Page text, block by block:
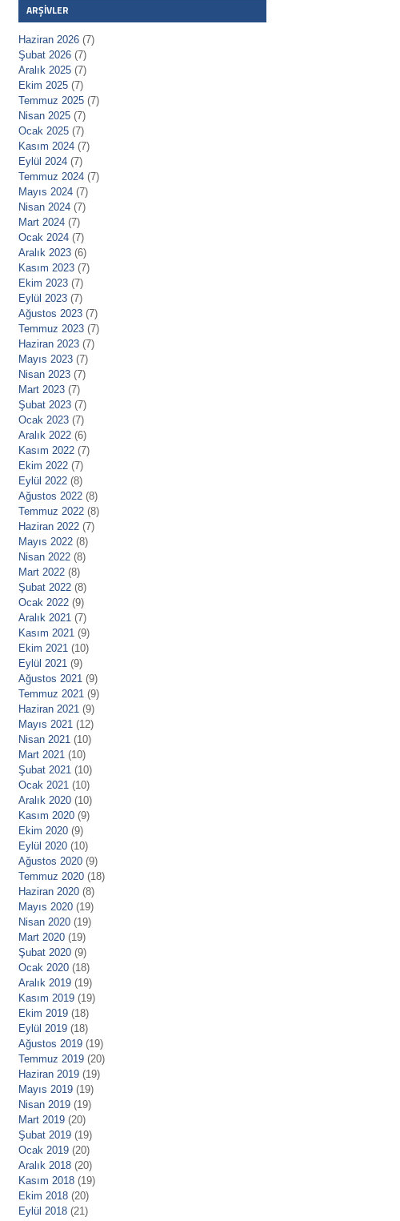
ARŞIVLER
Haziran 2026 (7)
Şubat 2026 (7)
Aralık 2025 (7)
Ekim 2025 (7)
Temmuz 2025 (7)
Nisan 2025 (7)
Ocak 2025 (7)
Kasım 2024 (7)
Eylül 2024 (7)
Temmuz 2024 (7)
Mayıs 2024 (7)
Nisan 2024 (7)
Mart 2024 (7)
Ocak 2024 (7)
Aralık 2023 (6)
Kasım 2023 (7)
Ekim 2023 (7)
Eylül 2023 (7)
Ağustos 2023 (7)
Temmuz 2023 (7)
Haziran 2023 (7)
Mayıs 2023 (7)
Nisan 2023 (7)
Mart 2023 (7)
Şubat 2023 (7)
Ocak 2023 (7)
Aralık 2022 (6)
Kasım 2022 (7)
Ekim 2022 (7)
Eylül 2022 (8)
Ağustos 2022 (8)
Temmuz 2022 (8)
Haziran 2022 (7)
Mayıs 2022 (8)
Nisan 2022 (8)
Mart 2022 (8)
Şubat 2022 (8)
Ocak 2022 (9)
Aralık 2021 (7)
Kasım 2021 (9)
Ekim 2021 (10)
Eylül 2021 (9)
Ağustos 2021 (9)
Temmuz 2021 (9)
Haziran 2021 (9)
Mayıs 2021 (12)
Nisan 2021 (10)
Mart 2021 (10)
Şubat 2021 (10)
Ocak 2021 (10)
Aralık 2020 (10)
Kasım 2020 (9)
Ekim 2020 (9)
Eylül 2020 (10)
Ağustos 2020 (9)
Temmuz 2020 (18)
Haziran 2020 (8)
Mayıs 2020 (19)
Nisan 2020 (19)
Mart 2020 (19)
Şubat 2020 (9)
Ocak 2020 (18)
Aralık 2019 (19)
Kasım 2019 (19)
Ekim 2019 (18)
Eylül 2019 (18)
Ağustos 2019 (19)
Temmuz 2019 (20)
Haziran 2019 (19)
Mayıs 2019 (19)
Nisan 2019 (19)
Mart 2019 (20)
Şubat 2019 (19)
Ocak 2019 (20)
Aralık 2018 (20)
Kasım 2018 (19)
Ekim 2018 (20)
Eylül 2018 (21)